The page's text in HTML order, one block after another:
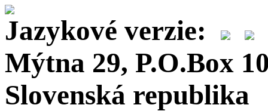
Jazykové verzie:
Mýtna 29, P.O.Box
Slovenská republika